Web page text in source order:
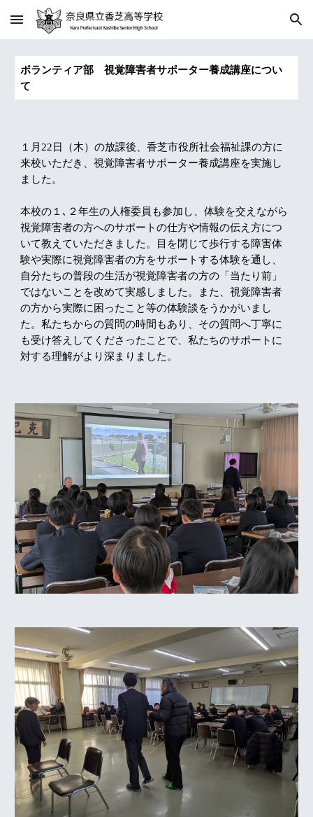
Skip to main content Skip to navigation
ボランティア部 視覚障害者サポーター養成講座につい
て
１月22日（木）の放課後、香芝市役所社会福祉課の方に
来校いただき、視覚障害者サポーター養成講座を実施し
ました。
本校の１､２年生の人権委員も参加し、体験を交えながら
視覚障害者の方へのサポートの仕方や情報の伝え方につ
いて教えていただきました。目を閉じて歩行する障害体
験や実際に視覚障害者の方をサポートする体験を通し、
自分たちの普段の生活が視覚障害者の方の「当たり前」
ではないことを改めて実感しました。また、視覚障害者
の方から実際に困ったこと等の体験談をうかがいまし
た。私たちからの質問の時間もあり、その質問へ丁寧に
も受け答えしてくださったことで、私たちのサポートに
対する理解がより深まりました。